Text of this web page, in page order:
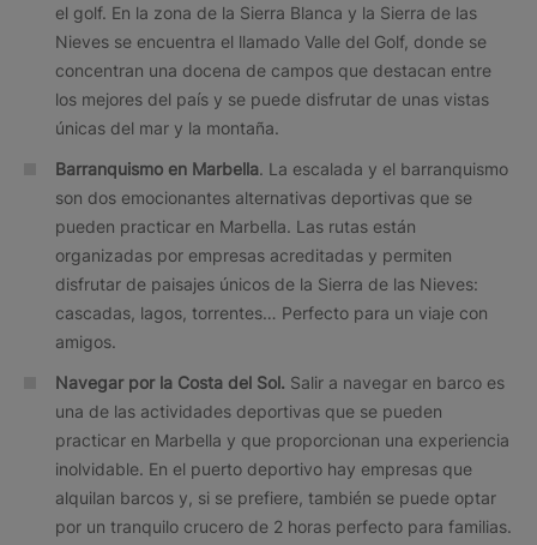
el golf. En la zona de la Sierra Blanca y la Sierra de las
Nieves se encuentra el llamado Valle del Golf, donde se
concentran una docena de campos que destacan entre
los mejores del país y se puede disfrutar de unas vistas
únicas del mar y la montaña.
Barranquismo en Marbella. La escalada y el barranquismo
son dos emocionantes alternativas deportivas que se
pueden practicar en Marbella. Las rutas están
organizadas por empresas acreditadas y permiten
disfrutar de paisajes únicos de la Sierra de las Nieves:
cascadas, lagos, torrentes… Perfecto para un viaje con
amigos.
Navegar por la Costa del Sol. Salir a navegar en barco es
una de las actividades deportivas que se pueden
practicar en Marbella y que proporcionan una experiencia
inolvidable. En el puerto deportivo hay empresas que
alquilan barcos y, si se prefiere, también se puede optar
por un tranquilo crucero de 2 horas perfecto para familias.